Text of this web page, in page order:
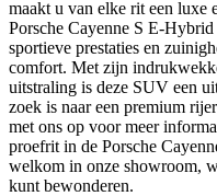
maakt u van elke rit een luxe
Porsche Cayenne S E-
sportieve prestaties en
comfort. Met zijn
uitstraling is deze SUV een
zoek is naar een premium
met ons op voor meer
proefrit in de Porsche
welkom in onze showroom,
kunt bewonderen.